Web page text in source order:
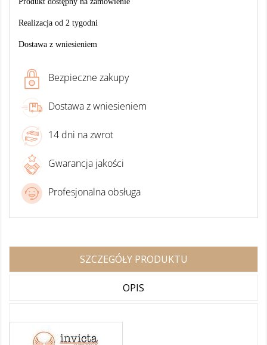
Realizacja od 2 tygodni
Dostawa z wniesieniem
Bezpieczne zakupy
Dostawa z wniesieniem
14 dni na zwrot
Gwarancja jakości
Profesjonalna obsługa
SZCZEGÓŁY PRODUKTU
OPIS